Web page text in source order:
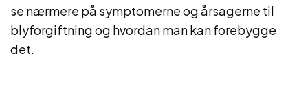
se nærmere på symptomerne og årsagerne til
blyforgiftning og hvordan man kan forebygge
det.